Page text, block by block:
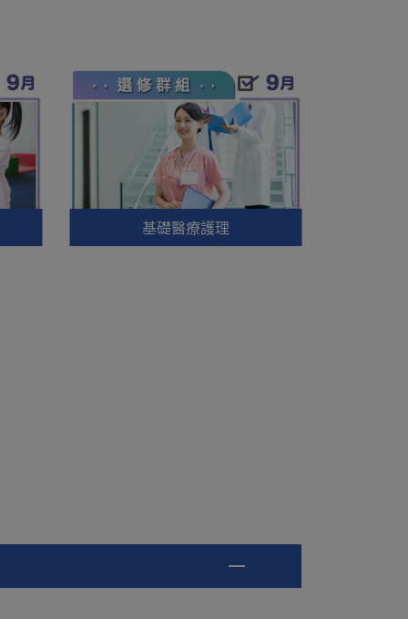
基礎醫療護理